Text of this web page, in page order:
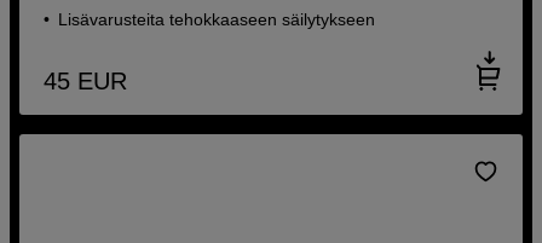
Lisävarusteita tehokkaaseen säilytykseen
45 EUR